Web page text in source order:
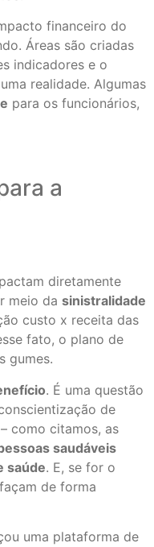
financeiro do
Áreas são criadas
indicadores e o
realidade. Algumas
para os funcionários,
a
diretamente
meio da sinistralidade
custo x receita das
fato, o plano de
gumes.
. É uma questão
de
como citamos, as
saudáveis
saúde. E, se for o
de forma
uma plataforma de